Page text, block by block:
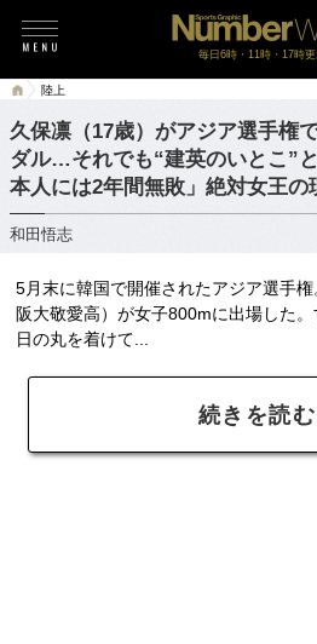
毎日6時・11時・17時更
陸上
久保凛（17歳）がアジア選手権
ダル…それでも“建英のいとこ”
本人には2年間無敗」絶対女王の
和田悟志
5月末に韓国で開催されたアジア選手
阪大敬愛高）が女子800mに出場した
日の丸を着けて...
続きを読む